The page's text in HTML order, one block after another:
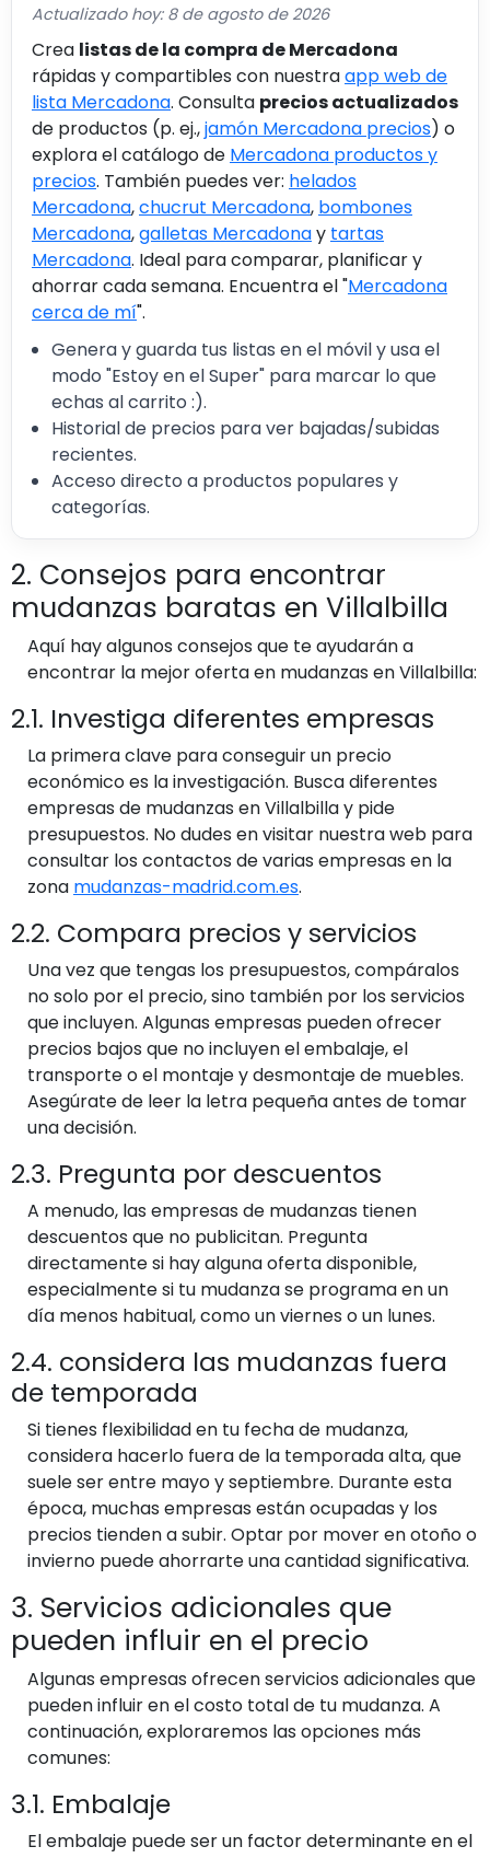
Actualizado hoy: 8 de agosto de 2026
Crea listas de la compra de Mercadona
rápidas y compartibles con nuestraapp web de
lista Mercadona. Consulta precios actualizados
de productos (p. ej.,jamón Mercadona precios) o
explora el catálogo de Mercadona productos y
precios. También puedes ver: helados
Mercadona,chucrut Mercadona, bombones
Mercadona,galletas Mercadonay tartas
Mercadona. Ideal para comparar, planificar y
ahorrar cada semana. Encuentra el "Mercadona
cerca de mí".
Genera y guarda tus listas en el móvil y usa el
modo "Estoy en el Super" para marcar lo que
echas al carrito :).
Historial de precios para ver bajadas/subidas
recientes.
Acceso directo a productos populares y
categorías.
2. Consejos para encontrar
mudanzas baratas en Villalbilla
Aquí hay algunos consejos que te ayudarán a
encontrar la mejor oferta en mudanzas en Villalbilla:
2.1. Investiga diferentes empresas
La primera clave para conseguir un precio
económico es la investigación. Busca diferentes
empresas de mudanzas en Villalbilla y pide
presupuestos. No dudes en visitar nuestra web para
consultar los contactos de varias empresas en la
zona mudanzas-madrid.com.es.
2.2. Compara precios y servicios
Una vez que tengas los presupuestos, compáralos
no solo por el precio, sino también por los servicios
que incluyen. Algunas empresas pueden ofrecer
precios bajos que no incluyen el embalaje, el
transporte o el montaje y desmontaje de muebles.
Asegúrate de leer la letra pequeña antes de tomar
una decisión.
2.3. Pregunta por descuentos
A menudo, las empresas de mudanzas tienen
descuentos que no publicitan. Pregunta
directamente si hay alguna oferta disponible,
especialmente si tu mudanza se programa en un
día menos habitual, como un viernes o un lunes.
2.4. considera las mudanzas fuera
de temporada
Si tienes flexibilidad en tu fecha de mudanza,
considera hacerlo fuera de la temporada alta, que
suele ser entre mayo y septiembre. Durante esta
época, muchas empresas están ocupadas y los
precios tienden a subir. Optar por mover en otoño o
invierno puede ahorrarte una cantidad significativa.
3. Servicios adicionales que
pueden influir en el precio
Algunas empresas ofrecen servicios adicionales que
pueden influir en el costo total de tu mudanza. A
continuación, exploraremos las opciones más
comunes:
3.1. Embalaje
El embalaje puede ser un factor determinante en el